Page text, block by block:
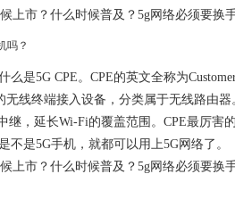
吗？
么是5G CPE。CPE的英文全称为
无线终端接入设备，分类属于无线路由
继，延长Wi-Fi的覆盖范围。CPE最厉害
不是5G手机，就都可以用上5G网络了。